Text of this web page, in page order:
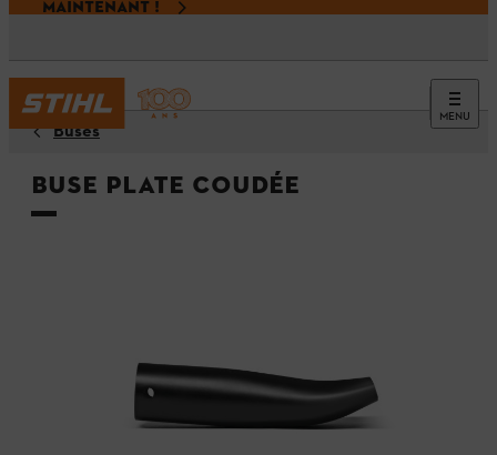
MAINTENANT !
MENU
Buses
Buse plate coudée